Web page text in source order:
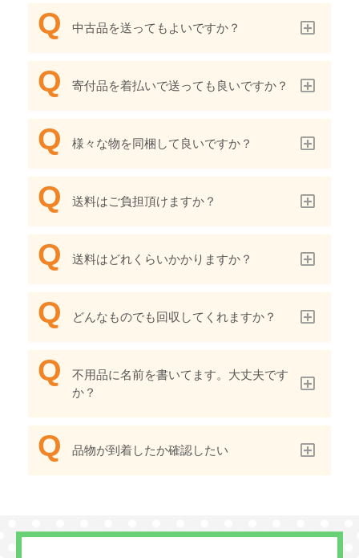
中古品を送ってもよいですか？
寄付品を着払いで送っても良いですか？
様々な物を同梱して良いですか？
送料はご負担頂けますか？
送料はどれくらいかかりますか？
どんなものでも回収してくれますか？
不用品に名前を書いてます。大丈夫です
か？
品物が到着したか確認したい